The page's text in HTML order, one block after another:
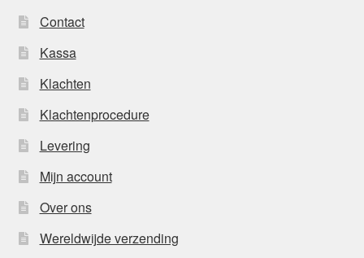
Contact
Kassa
Klachten
Klachtenprocedure
Levering
Mijn account
Over ons
Wereldwijde verzending